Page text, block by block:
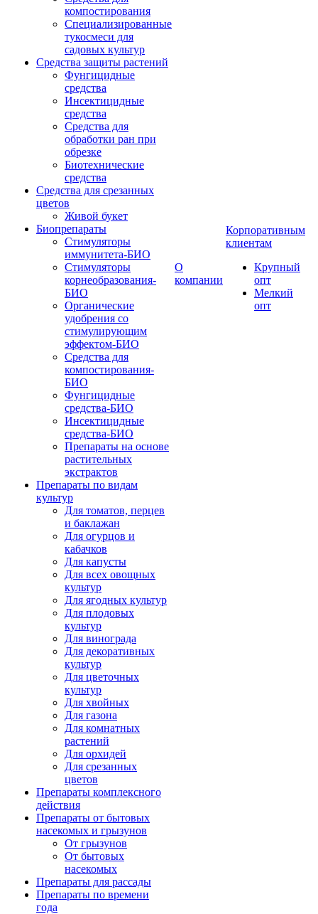
компостирования
Специализированные
тукосмеси для
садовых культур
Средства защиты растений
Фунгицидные
средства
Инсектицидные
средства
Средства для
обработки ран при
обрезке
Биотехнические
средства
Средства для срезанных
цветов
Живой букет
Биопрепараты
Стимуляторы
иммунитета-БИО
Стимуляторы
корнеобразования-
БИО
Органические
удобрения со
стимулирующим
эффектом-БИО
Средства для
компостирования-
БИО
Фунгицидные
средства-БИО
Инсектицидные
средства-БИО
Препараты на основе
растительных
экстрактов
Препараты по видам
культур
Для томатов, перцев
и баклажан
Для огурцов и
кабачков
Для капусты
Для всех овощных
культур
Для ягодных культур
Для плодовых
культур
Для винограда
Для декоративных
культур
Для цветочных
культур
Для хвойных
Для газона
Для комнатных
растений
Для орхидей
Для срезанных
цветов
Препараты комплексного
действия
Препараты от бытовых
насекомых и грызунов
От грызунов
От бытовых
насекомых
Препараты для рассады
Препараты по времени
года
О
компании
Корпоративным
клиентам
Крупный
опт
Мелкий
опт